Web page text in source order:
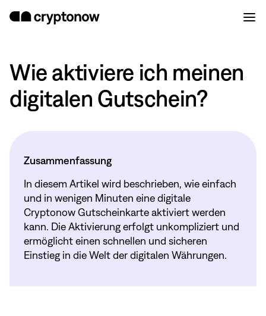
Wie aktiviere ich meinen
digitalen Gutschein?
Zusammenfassung
In diesem Artikel wird beschrieben, wie einfach
und in wenigen Minuten eine digitale
Cryptonow Gutscheinkarte aktiviert werden
kann. Die Aktivierung erfolgt unkompliziert und
ermöglicht einen schnellen und sicheren
Einstieg in die Welt der digitalen Währungen.